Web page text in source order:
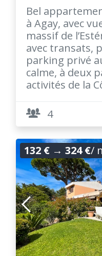
Bel
à Agay, avec
massif de
avec transats,
parking privé
calme, à deux
activités de la
4
132 € → 324 €/